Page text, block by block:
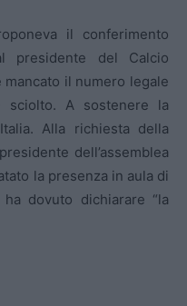
il conferimento
presidente del Calcio
mancato il numero legale
A sostenere la
Alla richiesta della
dell’assemblea
la presenza in aula di
dovuto dichiarare “la